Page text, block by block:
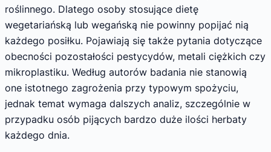
roślinnego. Dlatego osoby stosujące dietę
wegetariańską lub wegańską nie powinny popijać nią
każdego posiłku. Pojawiają się także pytania dotyczące
obecności pozostałości pestycydów, metali ciężkich czy
mikroplastiku. Według autorów badania nie stanowią
one istotnego zagrożenia przy typowym spożyciu,
jednak temat wymaga dalszych analiz, szczególnie w
przypadku osób pijących bardzo duże ilości herbaty
każdego dnia.